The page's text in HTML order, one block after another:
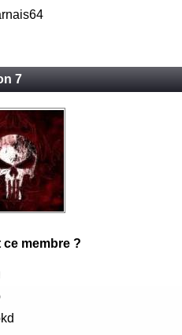
7
ce membre ?